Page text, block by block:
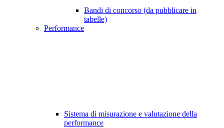
Bandi di concorso (da pubblicare in
tabelle)
Performance
Sistema di misurazione e valutazione della
performance